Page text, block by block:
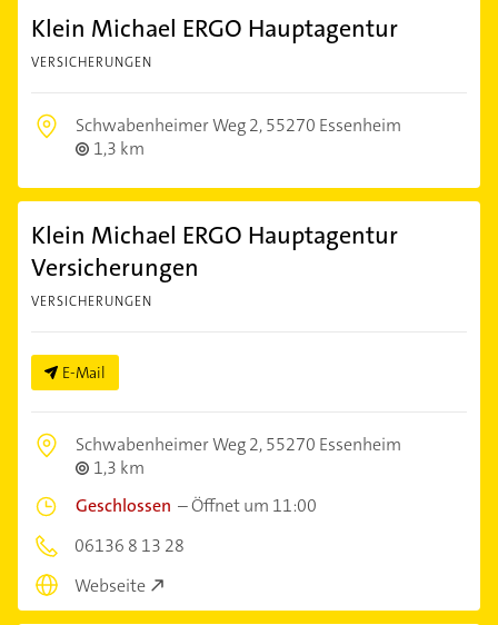
Klein Michael ERGO Hauptagentur
VERSICHERUNGEN
Schwabenheimer Weg 2,55270 Essenheim
1,3 km
Klein Michael ERGO Hauptagentur
Versicherungen
VERSICHERUNGEN
E-Mail
Schwabenheimer Weg 2,55270 Essenheim
1,3 km
Geschlossen –Öffnet um 11:00
06136 8 13 28
Webseite